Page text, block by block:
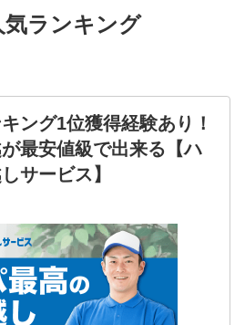
ランキング
ング1位獲得経験あり！
最安値級で出来る【ハ
サービス】